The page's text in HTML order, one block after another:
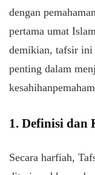
dengan
pertama umat
demikian, tafsir ini
penting dalam
kesahihan
1. Definisi dan
Secara harfiah,